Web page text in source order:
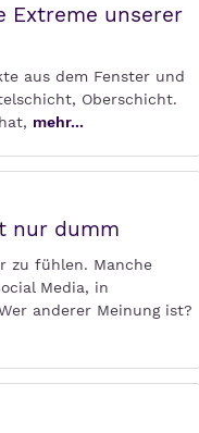
Extreme unserer
aus dem Fenster und
Oberschicht.
mehr...
nur dumm
zu fühlen. Manche
Media, in
anderer Meinung ist?